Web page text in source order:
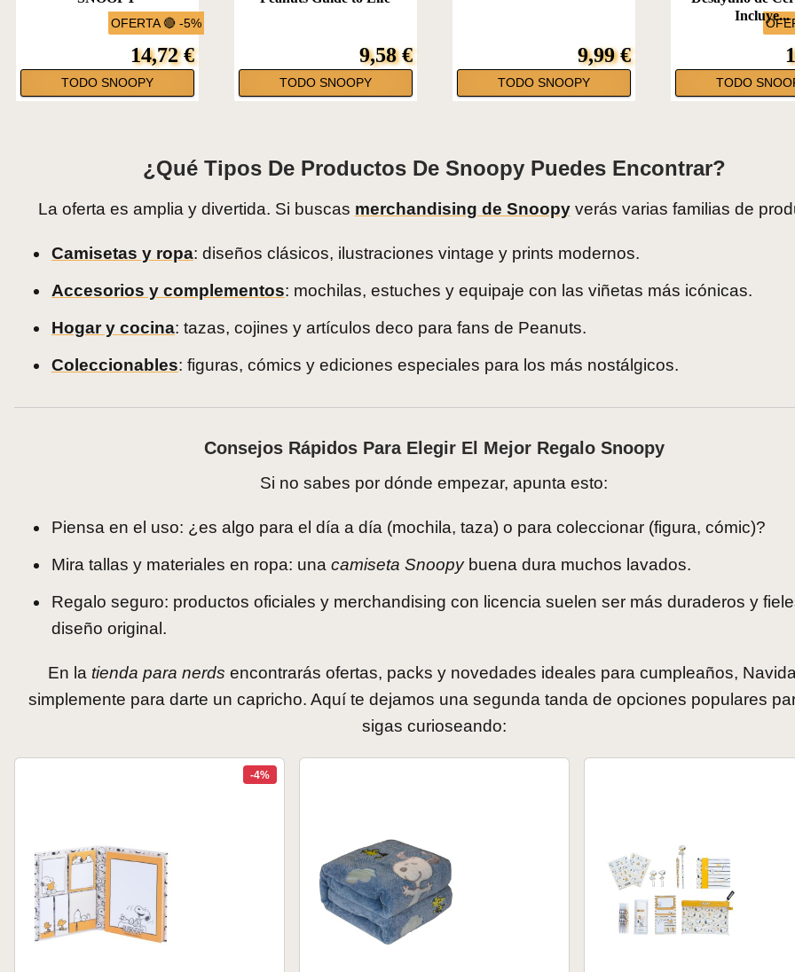
OFERTA 🔴 -5%
14,72 €
TODO SNOOPY
9,58 €
TODO SNOOPY
9,99 €
TODO SNOOPY
Incluye...
TODO
¿Qué Tipos De Productos De Snoopy Puedes Encontrar?
La oferta es amplia y divertida. Si buscas merchandising de Snoopyverás varias familias de
Camisetas y ropa: diseños clásicos, ilustraciones vintage y prints modernos.
Accesorios y complementos: mochilas, estuches y equipaje con las viñetas más icónicas.
Hogar y cocina: tazas, cojines y artículos deco para fans de Peanuts.
Coleccionables: figuras, cómics y ediciones especiales para los más nostálgicos.
Consejos Rápidos Para Elegir El Mejor Regalo Snoopy
Si no sabes por dónde empezar, apunta esto:
Piensa en el uso: ¿es algo para el día a día (mochila, taza) o para coleccionar (figura, cómic)?
Mira tallas y materiales en ropa: una camiseta Snoopybuena dura muchos lavados.
Regalo seguro: productos oficiales y merchandising con licencia suelen ser más duraderos y
diseño original.
En la tienda para nerds encontrarás ofertas, packs y novedades ideales para cumpleaños,
simplemente para darte un capricho. Aquí te dejamos una segunda tanda de opciones populares
sigas curioseando:
-4%